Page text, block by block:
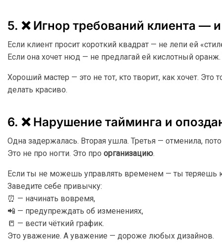
5. ❌ Игнор требований клиента —
Если клиент просит короткий квадрат — не лепи ей
Если она хочет нюд — не предлагай ей кислотный оранж.
Хороший мастер — это не тот, кто творит, как хочет.
делать красиво.
6. ❌ Нарушение тайминга и
Одна задержалась. Вторая ушла. Третья — отменила,
Это не про ногти. Это про организацию.
Если ты не можешь управлять временем — ты теряешь
Заведите себе привычку:
⏰ — начинать вовремя,
📲 — предупреждать об изменениях,
📒 — вести чёткий график.
Это уважение. А уважение — дороже любых дизайнов.